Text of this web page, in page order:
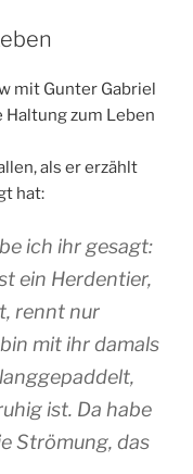
mit Gunter Gabriel
Haltung zum Leben
als er erzählt
hat:
ich ihr gesagt:
ein Herdentier,
rennt nur
mit ihr damals
ist. Da habe
Strömung, das